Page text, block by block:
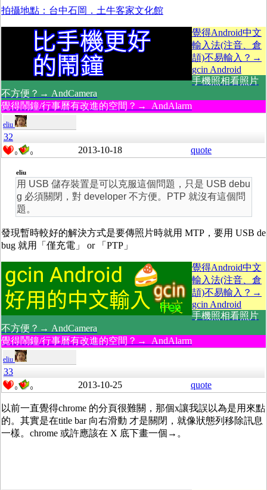
拍攝地點：台中石岡．土牛客家文化館
覺得Android中文
輸入法(注音、倉
頡)不易輸入？→
gcin Android
手機照相看照片
不方便？→ AndCamera
覺得鬧鐘/行事曆有改進的空間？→ AndAlarm
eliu
32
0 0 2013-10-18 quote
eliu
用 USB 儲存裝置是可以克服這個問題，只是 USB debu
g 必須關閉，對 developer 不方便。PTP 就沒有這個問
題。
發現暫時較好的解決方式是要傳照片時就用 MTP，要用 USB de
bug 就用「僅充電」 or 「PTP」
覺得Android中文
輸入法(注音、倉
頡)不易輸入？→
gcin Android
手機照相看照片
不方便？→ AndCamera
覺得鬧鐘/行事曆有改進的空間？→ AndAlarm
eliu
33
0 0 2013-10-25 quote
以前一直覺得chrome 的分頁很難關，那個x讓我誤以為是用來點
的。其實是在title bar 向右滑動 才是關閉，就像狀態列移除訊息
一樣。chrome 或許應該在 X 底下畫一個→。